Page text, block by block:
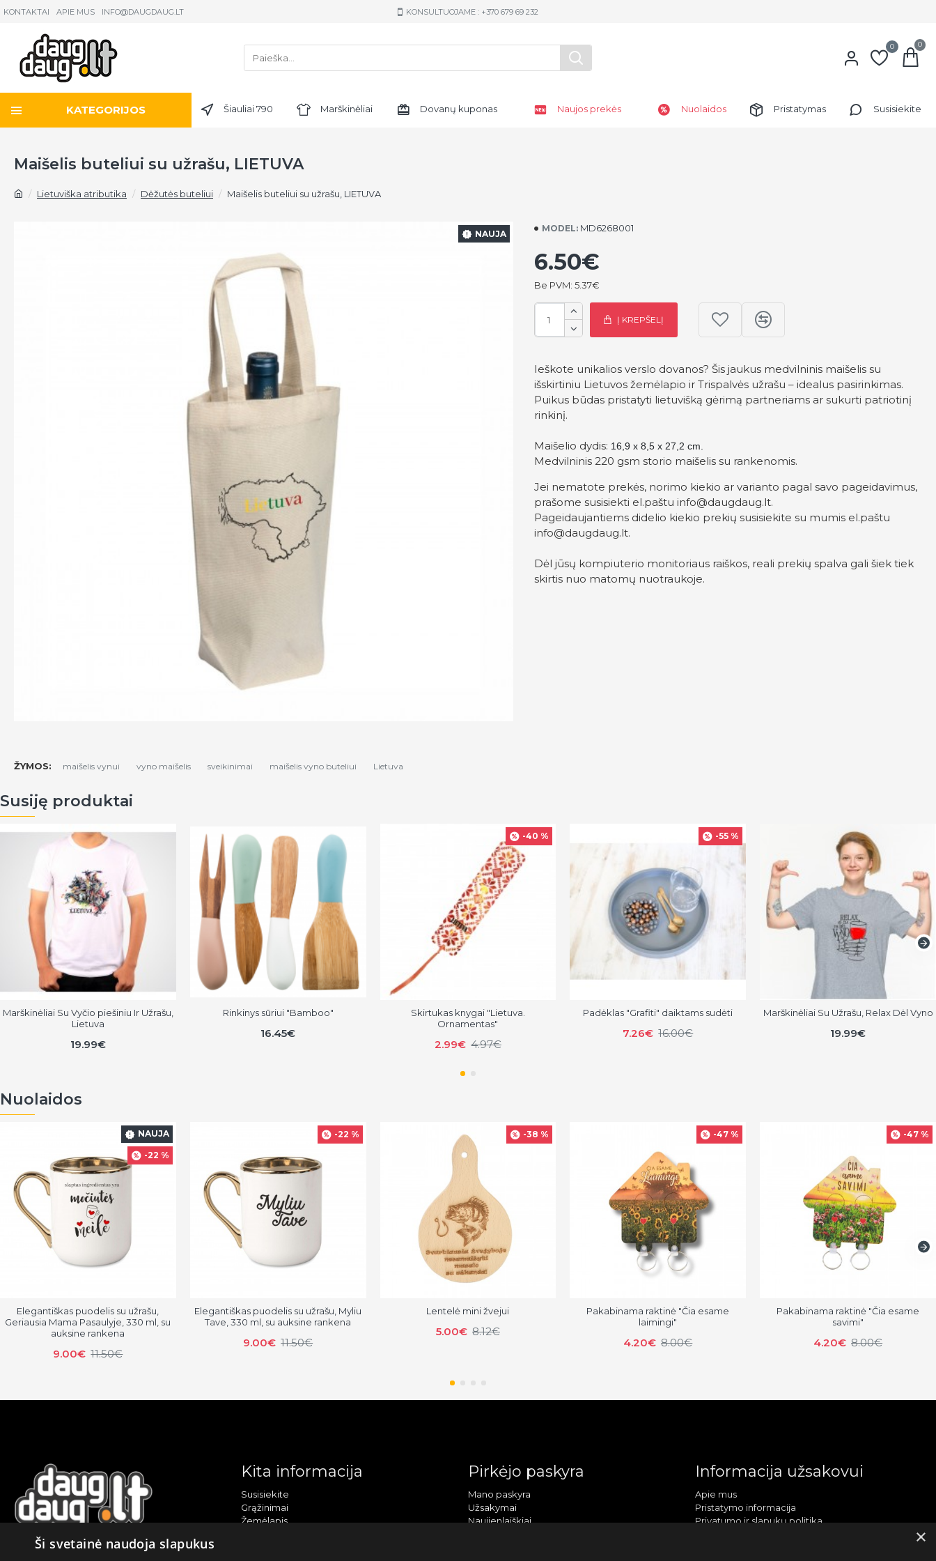
KONTAKTAI APIE MUS INFO@DAUGDAUG.LT KONSULTUOJAME : +370 679 69 232
0 0
KATEGORIJOS Šiauliai 790 Marškinėliai Dovanų kuponas Naujos prekės Nuolaidos Pristatymas Susisiekite
Lietuviška atributika Dėžutės buteliui Maišelis buteliui su užrašu, LIETUVA
Maišelis buteliui su užrašu, LIETUVA
NAUJA
MODEL: MD6268001
6.50€
Be PVM: 5.37€
Į KREPŠELĮ
Ieškote unikalios verslo dovanos? Šis jaukus medvilninis maišelis su
išskirtiniu Lietuvos žemėlapio ir Trispalvės užrašu – idealus pasirinkimas.
Puikus būdas pristatyti lietuvišką gėrimą partneriams ar sukurti patriotinį
rinkinį.
Maišelio dydis: 16,9 x 8,5 x 27,2 cm.
Medvilninis 220 gsm storio maišelis su rankenomis.
Jei nematote prekės, norimo kiekio ar varianto pagal savo pageidavimus,
prašome susisiekti el.paštuinfo@daugdaug.lt.
Pageidaujantiems didelio kiekio prekių susisiekite su mumis el.paštu
info@daugdaug.lt.
Dėl jūsų kompiuterio monitoriaus raiškos, reali prekių spalva gali šiek tiek
skirtis nuo matomų nuotraukoje.
ŽYMOS: maišelis vynui vyno maišelis sveikinimai maišelis vyno buteliui Lietuva
Susiję produktai
Marškinėliai Su Vyčio piešiniu Ir Užrašu,
Lietuva
19.99€
Rinkinys sūriui "Bamboo"
16.45€
-40 %
Skirtukas knygai "Lietuva.
Ornamentas"
2.99€ 4.97€
-55 %
Padėklas "Grafiti" daiktams sudėti
7.26€ 16.00€
Marškinėliai Su Užrašu, Relax Dėl Vyno
19.99€
Nuolaidos
NAUJA
-22 %
Elegantiškas puodelis su užrašu,
Geriausia Mama Pasaulyje, 330 ml, su
auksine rankena
9.00€ 11.50€
-22 %
Elegantiškas puodelis su užrašu, Myliu
Tave, 330 ml, su auksine rankena
9.00€ 11.50€
-38 %
Lentelė mini žvejui
5.00€ 8.12€
-47 %
Pakabinama raktinė "Čia esame
laimingi"
4.20€ 8.00€
-47 %
Pakabinama raktinė "Čia esame
savimi"
4.20€ 8.00€
Sekite mus
Kita informacija
Susisiekite
Grąžinimai
Žemėlapis
Pirkėjo paskyra
Mano paskyra
Užsakymai
Naujienlaiškiai
Informacija užsakovui
Apie mus
Pristatymo informacija
Privatumo ir slapukų politika
×
Ši svetainė naudoja slapukus